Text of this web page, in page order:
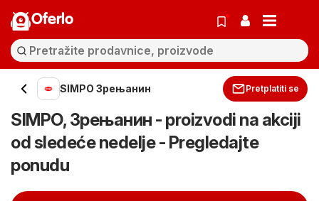
Oferlo
SIMPO Зрењанин Pretplatiti se
SIMPO, Зрењанин - proizvodi na akciji
od sledeće nedelje - Pregledajte
ponudu